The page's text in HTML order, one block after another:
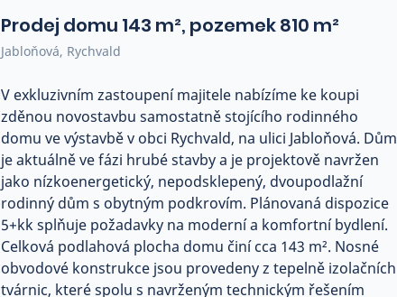
Prodej domu 143 m², pozemek 810 m²
Jabloňová, Rychvald
V exkluzivním zastoupení majitele nabízíme ke koupi
zděnou novostavbu samostatně stojícího rodinného
domu ve výstavbě v obci Rychvald, na ulici Jabloňová. Dům
je aktuálně ve fázi hrubé stavby a je projektově navržen
jako nízkoenergetický, nepodsklepený, dvoupodlažní
rodinný dům s obytným podkrovím. Plánovaná dispozice
5+kk splňuje požadavky na moderní a komfortní bydlení.
Celková podlahová plocha domu činí cca 143 m². Nosné
obvodové konstrukce jsou provedeny z tepelně izolačních
tvárnic, které spolu s navrženým technickým řešením